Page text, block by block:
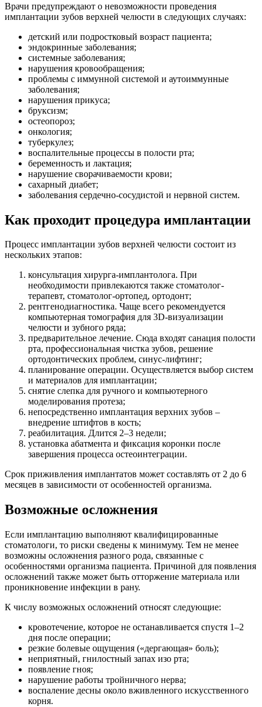
Врачи предупреждают о невозможности проведения
имплантации зубов верхней челюсти в следующих случаях:
детский или подростковый возраст пациента;
эндокринные заболевания;
системные заболевания;
нарушения кровообращения;
проблемы с иммунной системой и аутоиммунные
заболевания;
нарушения прикуса;
бруксизм;
остеопороз;
онкология;
туберкулез;
воспалительные процессы в полости рта;
беременность и лактация;
нарушение сворачиваемости крови;
сахарный диабет;
заболевания сердечно-сосудистой и нервной систем.
Как проходит процедура имплантации
Процесс имплантации зубов верхней челюсти состоит из
нескольких этапов:
консультация хирурга-имплантолога. При
необходимости привлекаются также стоматолог-
терапевт, стоматолог-ортопед, ортодонт;
рентгенодиагностика. Чаще всего рекомендуется
компьютерная томография для 3D-визуализации
челюсти и зубного ряда;
предварительное лечение. Сюда входят санация полости
рта, профессиональная чистка зубов, решение
ортодонтических проблем, синус-лифтинг;
планирование операции. Осуществляется выбор систем
и материалов для имплантации;
снятие слепка для ручного и компьютерного
моделирования протеза;
непосредственно имплантация верхних зубов –
внедрение штифтов в кость;
реабилитация. Длится 2–3 недели;
установка абатмента и фиксация коронки после
завершения процесса остеоинтеграции.
Срок приживления имплантатов может составлять от 2 до 6
месяцев в зависимости от особенностей организма.
Возможные осложнения
Если имплантацию выполняют квалифицированные
стоматологи, то риски сведены к минимуму. Тем не менее
возможны осложнения разного рода, связанные с
особенностями организма пациента. Причиной для появления
осложнений также может быть отторжение материала или
проникновение инфекции в рану.
К числу возможных осложнений относят следующие:
кровотечение, которое не останавливается спустя 1–2
дня после операции;
резкие болевые ощущения («дергающая» боль);
неприятный, гнилостный запах изо рта;
появление гноя;
нарушение работы тройничного нерва;
воспаление десны около вживленного искусственного
корня.